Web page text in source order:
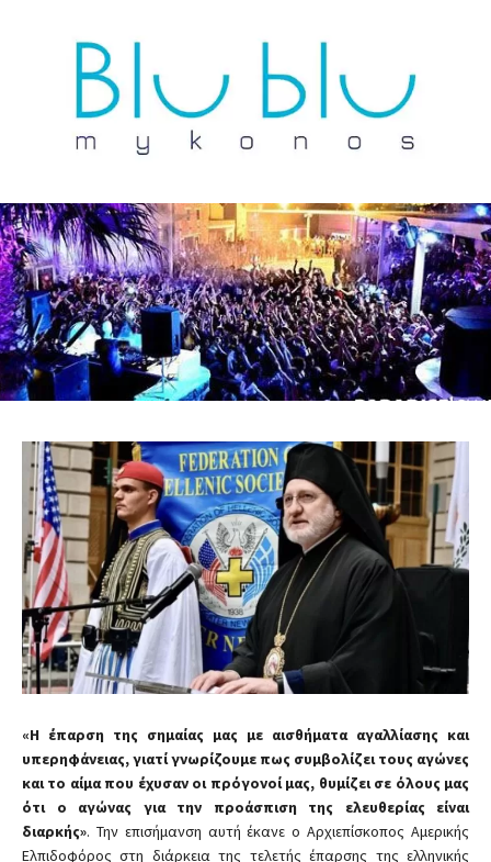
«Η έπαρση της σημαίας μας με αισθήματα αγαλλίασης και
υπερηφάνειας, γιατί γνωρίζουμε πως συμβολίζει τους αγώνες
και το αίμα που έχυσαν οι πρόγονοί μας, θυμίζει σε όλους μας
ότι ο αγώνας για την προάσπιση της ελευθερίας είναι
διαρκής». Την επισήμανση αυτή έκανε ο Αρχιεπίσκοπος Αμερικής
Ελπιδοφόρος στη διάρκεια της τελετής έπαρσης της ελληνικής